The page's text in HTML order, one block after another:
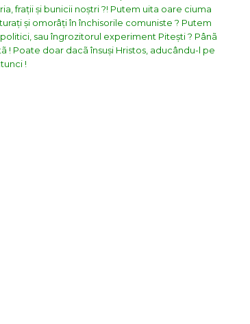
frații și bunicii noștri ?! Putem uita oare ciuma
și omorâți în închisorile comuniste ? Putem
sau îngrozitorul experiment Pitești ? Pânã
! Poate doar dacã însuși Hristos, aducându-l pe
!